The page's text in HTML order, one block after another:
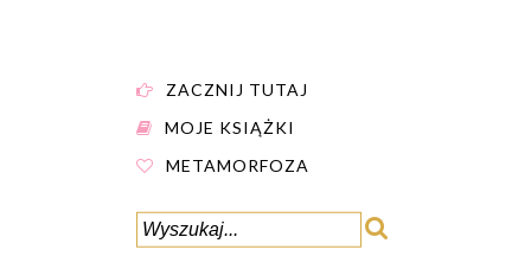
ZACZNIJ TUTAJ
MOJE KSIĄŻKI
METAMORFOZA